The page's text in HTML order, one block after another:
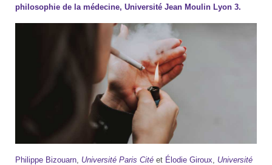
philosophie de la médecine, Université Jean Moulin Lyon 3.
Philippe Bizouarn, Université Paris Cité et Élodie Giroux, Université